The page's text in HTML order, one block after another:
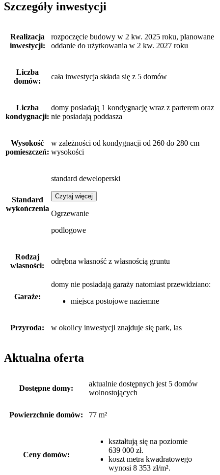
Szczegóły inwestycji
Realizacja
inwestycji:
rozpoczęcie budowy w 2 kw. 2025 roku, planowane
oddanie do użytkowania w 2 kw. 2027 roku
Liczba
domów:
cała inwestycja składa się z 5 domów
Liczba
kondygnacji:
domy posiadają 1 kondygnację wraz z parterem oraz
nie posiadają poddasza
Wysokość
pomieszczeń:
w zależności od kondygnacji od 260 do 280 cm
wysokości
Standard
wykończenia
standard deweloperski
Czytaj więcej
Ogrzewanie
podlogowe
Rodzaj
własności:
odrębna własność z własnością gruntu
Garaże:
domy nie posiadają garaży natomiast przewidziano:
miejsca postojowe naziemne
Przyroda: w okolicy inwestycji znajduje się park, las
Aktualna oferta
Dostępne domy:
aktualnie dostępnych jest 5 domów
wolnostojących
Powierzchnie domów: 77 m²
Ceny domów:
kształtują się na poziomie
639 000 zł.
koszt metra kwadratowego
wynosi 8 353 zł/m².